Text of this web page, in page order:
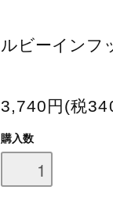
ルビーインフ
3,740円(税
購入数